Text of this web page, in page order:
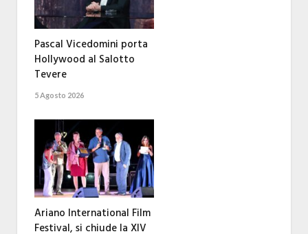
Pascal Vicedomini porta
Hollywood al Salotto
Tevere
5 Agosto 2026
Ariano International Film
Festival, si chiude la XIV